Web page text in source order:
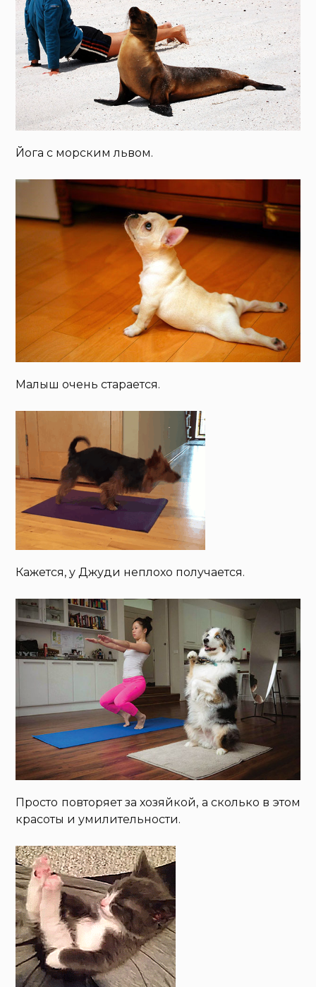
Йога с морским львом.
Малыш очень старается.
Кажется, у Джуди неплохо получается.
Просто повторяет за хозяйкой, а сколько в этом
красоты и умилительности.